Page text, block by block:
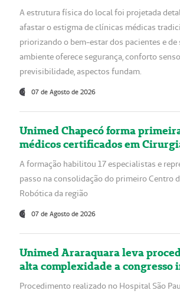
A estrutura física do local foi projetada
afastar o estigma de clínicas médicas
priorizando o bem-estar dos pacientes e de
ambiente oferece segurança, conforto
previsibilidade, aspectos fundam.
07 de Agosto de 2026
Unimed Chapecó forma
médicos certificados em
A formação habilitou 17 especialistas e
passo na consolidação do primeiro Centro
Robótica da região
07 de Agosto de 2026
Unimed Araraquara leva
alta complexidade a congresso
Procedimento realizado no Hospital São